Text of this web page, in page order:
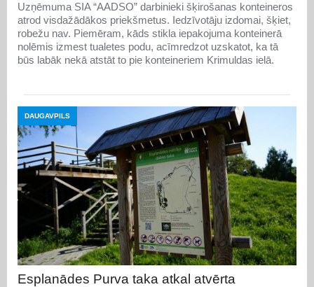
Uzņēmuma SIA “AADSO” darbinieki šķirošanas konteineros
atrod visdažādākos priekšmetus. Iedzīvotāju izdomai, šķiet,
robežu nav. Piemēram, kāds stikla iepakojuma konteinerā
nolēmis izmest tualetes podu, acīmredzot uzskatot, ka tā
būs labāk nekā atstāt to pie konteineriem Krimuldas ielā.
DAUGAVPILS
Esplanādes Purva taka atkal atvērta